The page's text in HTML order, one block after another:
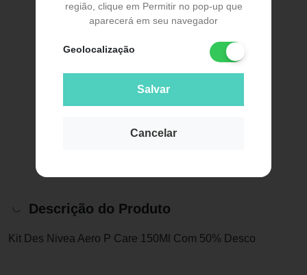
região, clique em Permitir no pop-up que
aparecerá em seu navegador
Geolocalização
Salvar
Cancelar
Descrição do Produto
Kit Des Nivea Aero P Care 150Ml Com 50% Desco